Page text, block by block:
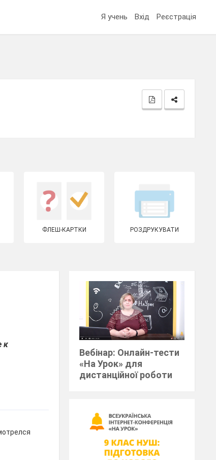
Я учень Вхід Реєстрація
ФЛЕШ-КАРТКИ РОЗДРУКУВАТИ
к
Вебінар: Онлайн-тести
«На Урок» для
дистанційної роботи